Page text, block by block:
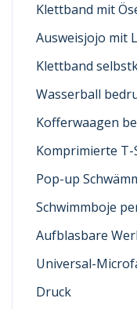
Klettband mit
Ausweisjojo mit
Klettband
Wasserball
Kofferwaagen
Komprimierte
Pop-up
Schwimmboje
Aufblasbare
Universal-
Druck